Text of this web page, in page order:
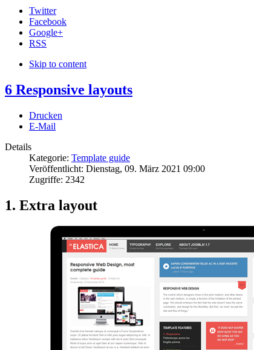
Twitter
Facebook
Google+
RSS
Skip to content
6 Responsive layouts
Drucken
E-Mail
Details
Kategorie: Template guide
Veröffentlicht: Dienstag, 09. März 2021 09:00
Zugriffe: 2342
1. Extra layout